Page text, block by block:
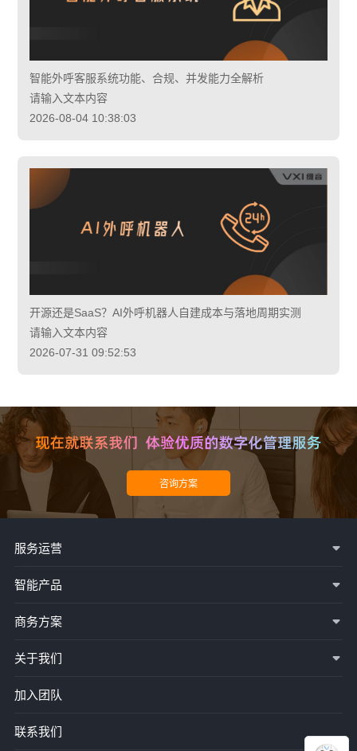
智能外呼客服系统功能、合规、并发能力全解析
请输入文本内容
2026-08-04 10:38:03
开源还是SaaS？AI外呼机器人自建成本与落地周期实测
请输入文本内容
2026-07-31 09:52:53
服务运营
智能产品
商务方案
关于我们
加入团队
联系我们